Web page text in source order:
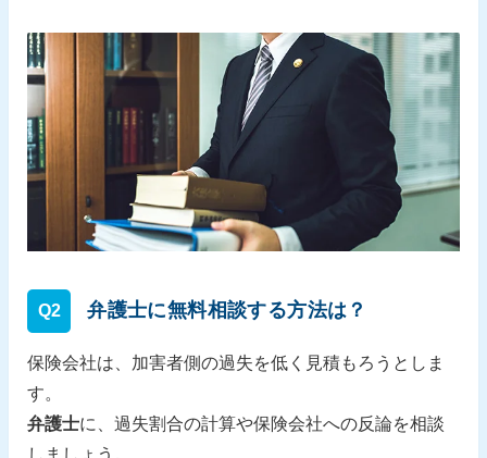
Q2 弁護士に無料相談する方法は？
保険会社は、加害者側の過失を低く見積もろうとしま
す。
弁護士に、過失割合の計算や保険会社への反論を相談
しましょう。